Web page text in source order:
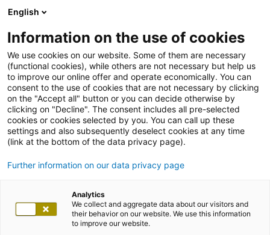
English
Information on the use of cookies
We use cookies on our website. Some of them are necessary
(functional cookies), while others are not necessary but help us
to improve our online offer and operate economically. You can
consent to the use of cookies that are not necessary by clicking
on the "Accept all" button or you can decide otherwise by
clicking on "Decline". The consent includes all pre-selected
cookies or cookies selected by you. You can call up these
settings and also subsequently deselect cookies at any time
(link at the bottom of the data privacy page).
Further information on our data privacy page
Analytics
We collect and aggregate data about our visitors and
their behavior on our website. We use this information
to improve our website.